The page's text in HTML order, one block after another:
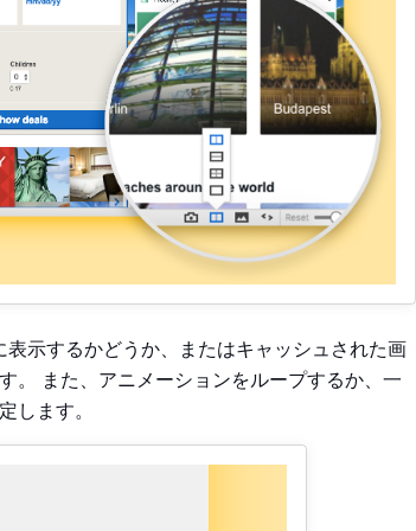
示するかどうか、またはキャッシュされた画
。 また、アニメーションをループするか、一
します。